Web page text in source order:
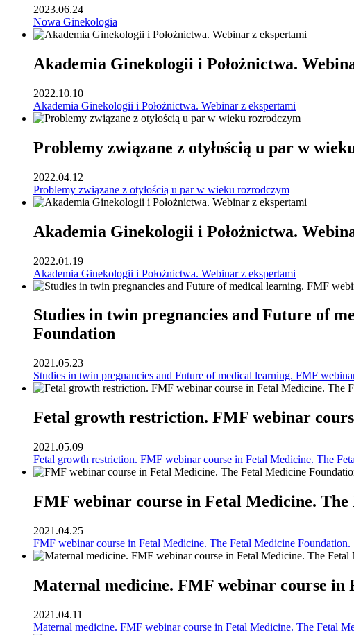
2023.06.24
Nowa Ginekologia
Akademia Ginekologii i Położnictwa.
2022.10.10
Akademia Ginekologii i Położnictwa. Webinar z ekspertami
Problemy związane z otyłością u par w
2022.04.12
Problemy związane z otyłością u par w wieku rozrodczym
Akademia Ginekologii i Położnictwa.
2022.01.19
Akademia Ginekologii i Położnictwa. Webinar z ekspertami
Studies in twin pregnancies and Future of
Foundation
2021.05.23
Studies in twin pregnancies and Future of medical learning. FMF
Fetal growth restriction. FMF webinar
2021.05.09
Fetal growth restriction. FMF webinar course in Fetal Medicine. The
FMF webinar course in Fetal Medicine.
2021.04.25
FMF webinar course in Fetal Medicine. The Fetal Medicine Foundation.
Maternal medicine. FMF webinar course
2021.04.11
Maternal medicine. FMF webinar course in Fetal Medicine. The Fetal